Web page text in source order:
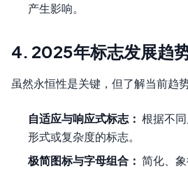
产生影响。
4. 2025年标志发展趋
虽然永恒性是关键，但了解当前趋
自适应与响应式标志： 根据不
形式或复杂度的标志。
极简图标与字母组合： 简化、